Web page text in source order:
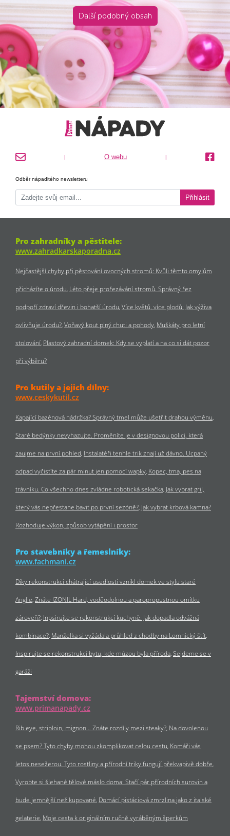
Další podobný obsah
| O webu |
Odběr nápaditého newsletteru
Přihlásit
Pro zahradníky a pěstitele:
www.zahradkarskaporadna.cz
Nejčastější chyby při pěstování ovocných stromů: Kvůli těmto omylům
přicházíte o úrodu Léto přeje prořezávání stromů. Správný řez
podpoří zdraví dřevin i bohatší úrodu Více květů, více plodů: Jak výživa
ovlivňuje úrodu? Voňavý kout plný chuti a pohody Muškáty pro letní
stolování Plastový zahradní domek: Kdy se vyplatí a na co si dát pozor
při výběru?
Pro kutily a jejich dílny:
www.ceskykutil.cz
Kapající bazénová nádržka? Správný tmel může ušetřit drahou výměnu
Staré bedýnky nevyhazujte. Proměníte je v designovou polici, která
zaujme na první pohled Instalatéři tenhle trik znají už dávno. Ucpaný
odpad vyčistíte za pár minut jen pomocí wapky Kopec, tma, pes na
trávníku. Co všechno dnes zvládne robotická sekačka Jak vybrat gril,
který vás nepřestane bavit po první sezóně? Jak vybrat krbová kamna?
Rozhoduje výkon, způsob vytápění i prostor
Pro stavebníky a řemeslníky:
www.fachmani.cz
Díky rekonstrukci chátrající usedlosti vznikl domek ve stylu staré
Anglie Znáte IZONIL Hard, voděodolnou a paropropustnou omítku
zároveň? Inpsirujte se rekonstrukcí kuchyně. Jak dopadla odvážná
kombinace? Manželka si vyžádala průhled z chodby na Lomnický štít
Inspirujte se rekonstrukcí bytu, kde múzou byla příroda Sejdeme se v
garáži
Tajemství domova:
www.primanapady.cz
Rib eye, striploin, mignon… Znáte rozdíly mezi steaky? Na dovolenou
se psem? Tyto chyby mohou zkomplikovat celou cestu Komáři vás
letos nesežerou. Tyto rostliny a přírodní triky fungují překvapivě dobře
Vyrobte si šlehané tělové máslo doma: Stačí pár přírodních surovin a
bude jemnější než kupované Domácí pistáciová zmrzlina jako z italské
gelaterie Moje cesta k originálním ručně vyráběným šperkům